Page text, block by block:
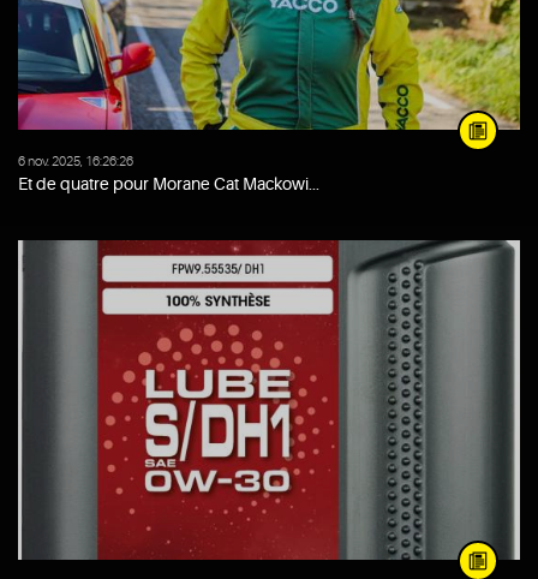
6 nov. 2025, 16:26:26
Et de quatre pour Morane Cat Mackowi...